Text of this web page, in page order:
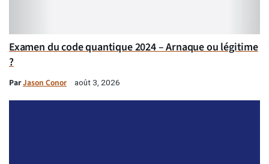
Examen du code quantique 2024 – Arnaque ou légitime
?
ParJason Conor août 3, 2026